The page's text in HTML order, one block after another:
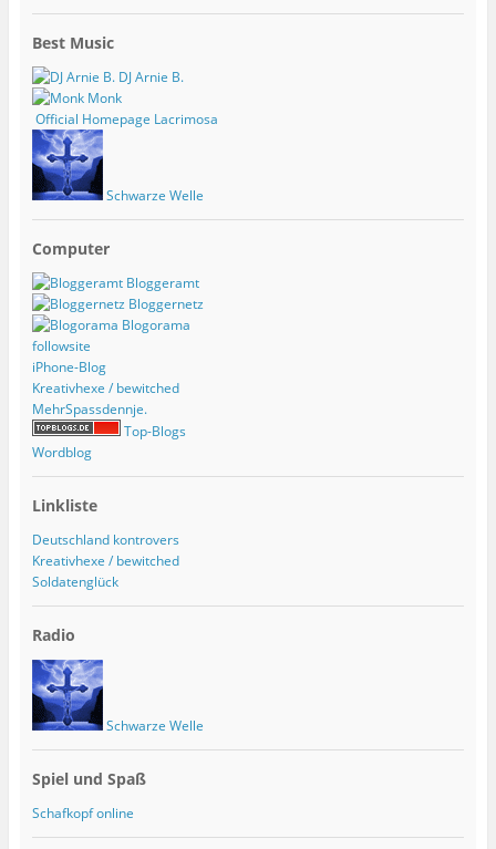
Best Music
DJ Arnie B.
Monk
Official Homepage Lacrimosa
Schwarze Welle
Computer
Bloggeramt
Bloggernetz
Blogorama
followsite
iPhone-Blog
Kreativhexe / bewitched
MehrSpassdennje.
Top-Blogs
Wordblog
Linkliste
Deutschland kontrovers
Kreativhexe / bewitched
Soldatenglück
Radio
Schwarze Welle
Spiel und Spaß
Schafkopf online